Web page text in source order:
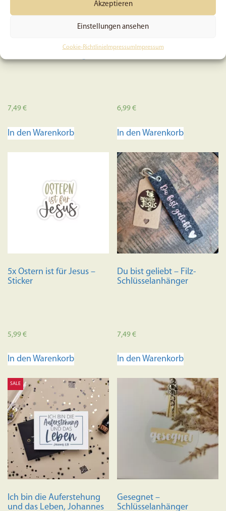
Akzeptieren
Einstellungen ansehen
Cookie-RichtlinieImpressum Impressum
Ein Meisterwerk Gottes –
7,49€
In den Warenkorb
5x Psalm 46, 2 – Sticker
6,99€
In den Warenkorb
5x Ostern ist für Jesus –
Sticker
5,99€
In den Warenkorb
Du bist geliebt – Filz-
Schlüsselanhänger
7,49€
In den Warenkorb
SALE
Ich bin die Auferstehung
und das Leben, Johannes
Gesegnet –
Schlüsselanhänger